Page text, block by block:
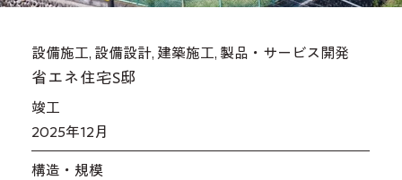
設備施工, 設備設計, 建築施工, 製品・サービス開発
省エネ住宅S邸
​竣工
2025年12月
​構造・規模